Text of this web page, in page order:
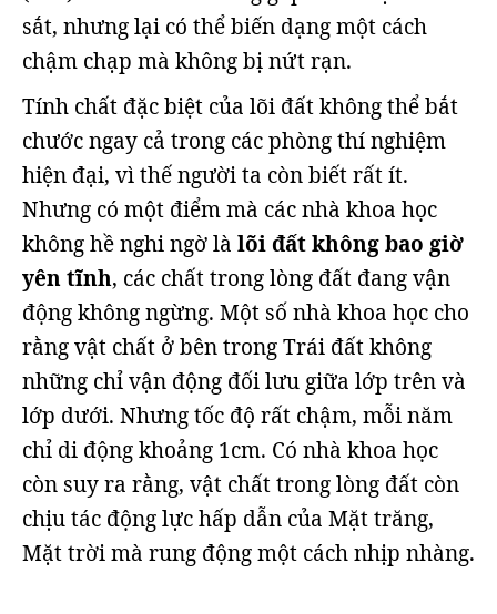
sắt, nhưng lại có thể biến dạng một cách
chậm chạp mà không bị nứt rạn.
Tính chất đặc biệt của lõi đất không thể bắt
chước ngay cả trong các phòng thí nghiệm
hiện đại, vì thế người ta còn biết rất ít.
Nhưng có một điểm mà các nhà khoa học
không hề nghi ngờ là lõi đất không bao giờ
yên tĩnh, các chất trong lòng đất đang vận
động không ngừng. Một số nhà khoa học cho
rằng vật chất ở bên trong Trái đất không
những chỉ vận động đối lưu giữa lớp trên và
lớp dưới. Nhưng tốc độ rất chậm, mỗi năm
chỉ di động khoảng 1cm. Có nhà khoa học
còn suy ra rằng, vật chất trong lòng đất còn
chịu tác động lực hấp dẫn của Mặt trăng,
Mặt trời mà rung động một cách nhịp nhàng.